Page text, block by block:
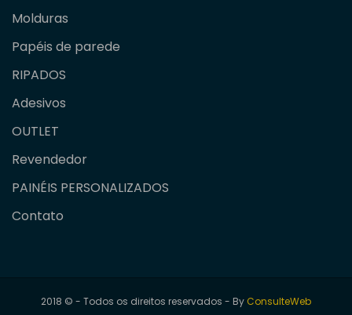
Molduras
Papéis de parede
RIPADOS
Adesivos
OUTLET
Revendedor
PAINÉIS PERSONALIZADOS
Contato
2018 © - Todos os direitos reservados - By ConsulteWeb